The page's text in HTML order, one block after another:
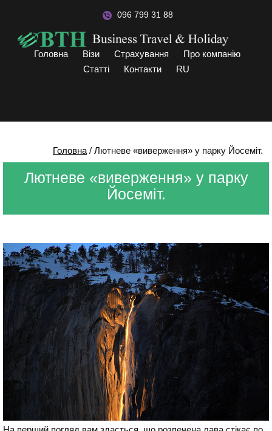
Головна Візи Страхування
Про компанію
Статті
Контакти RU
096 799 31 88
Головна / Лютневе «виверження» у парку Йосеміт.
Лютневе «виверження» у парку
Йосеміт.